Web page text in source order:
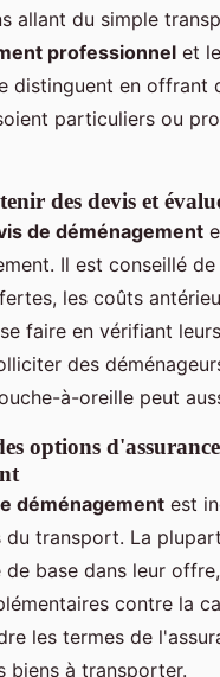
allant du simple
professionnel et le
distinguent en offrant
particuliers ou
des devis et
de déménagement
Il est conseillé
les coûts
faire en vérifiant
des
à-oreille peut
options
déménagement est
transport. La
de base dans leur
contre la
les termes de
biens à transporter.